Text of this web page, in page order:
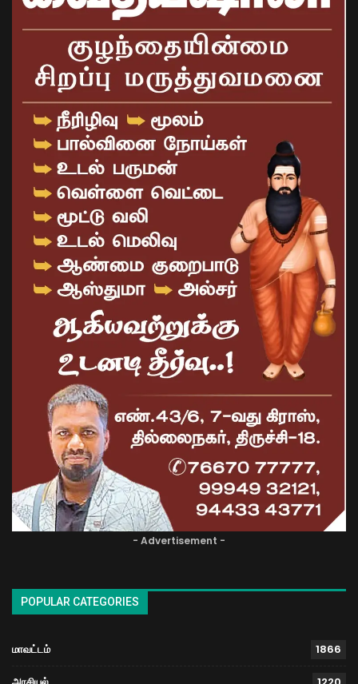
- Advertisement -
POPULAR CATEGORIES
மாவட்டம் 1866